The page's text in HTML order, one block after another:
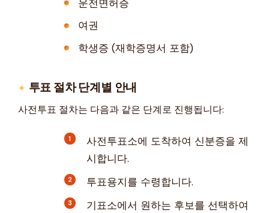
운전면허증
여권
학생증 (재학증명서 포함)
투표 절차 단계별 안내
사전투표 절차는 다음과 같은 단계로 진행됩니다:
사전투표소에 도착하여 신분증을 제
시합니다.
투표용지를 수령합니다.
기표소에서 원하는 후보를 선택하여